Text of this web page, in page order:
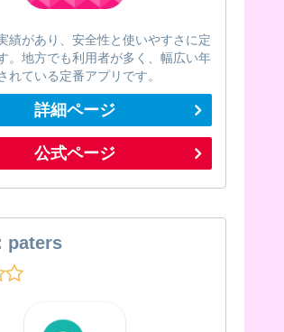
績があり、安全性と使いやすさに定
。地方でも利用者が多く、幅広い年
れている定番アプリです。
詳細ページ
公式ページ
paters